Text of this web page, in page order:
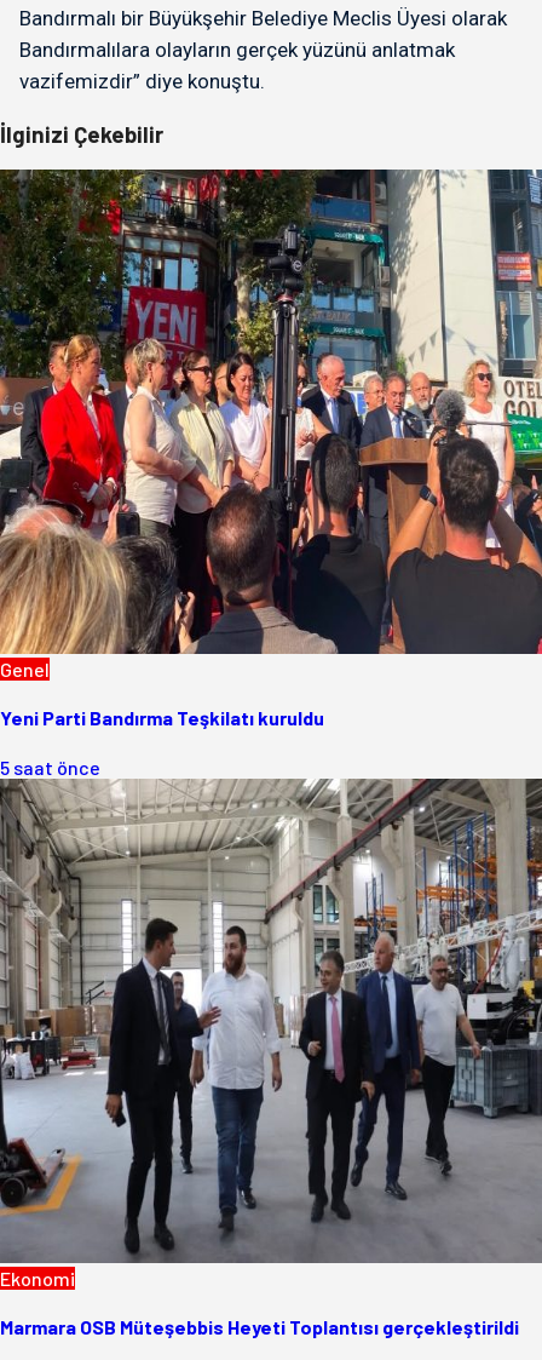
Bandırmalı bir Büyükşehir Belediye Meclis Üyesi olarak
Bandırmalılara olayların gerçek yüzünü anlatmak
vazifemizdir” diye konuştu.
İlginizi Çekebilir
Genel
Yeni Parti Bandırma Teşkilatı kuruldu
5 saat önce
Ekonomi
Marmara OSB Müteşebbis Heyeti Toplantısı gerçekleştirildi